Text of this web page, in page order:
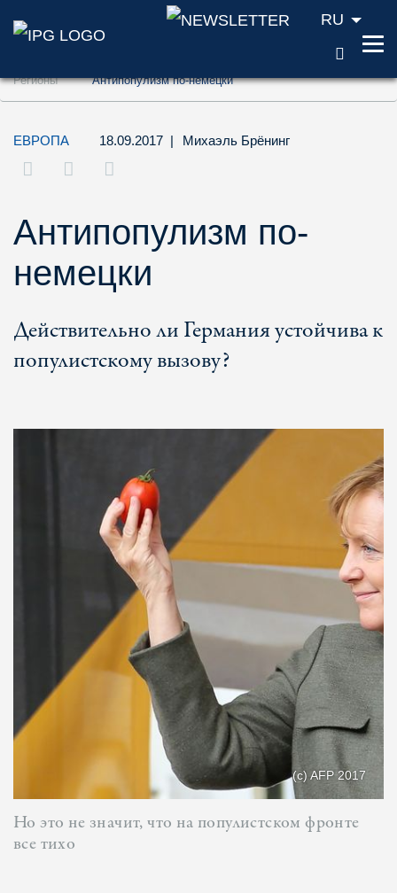
Перейти к содержанию (ключ доступа
Перейти к поиску (ключ доступа '2')
Перейти к навигации (ключ доступа '3')
RU
Регионы Антипопулизм по-немецки
ЕВРОПА 18.09.2017 | Михаэль Брёнинг
Антипопулизм по-
немецки
Действительно ли Германия устойчива к
популистскому вызову?
(c) AFP 2017
Но это не значит, что на популистском фронте
все тихо